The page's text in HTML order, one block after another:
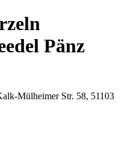
Pänz
Mülheimer Str. 58, 51103